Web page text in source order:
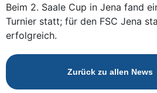
Beim 2. Saale Cup in Jena fand
Turnier statt; für den FSC Jena
erfolgreich.
Zurück zu allen News